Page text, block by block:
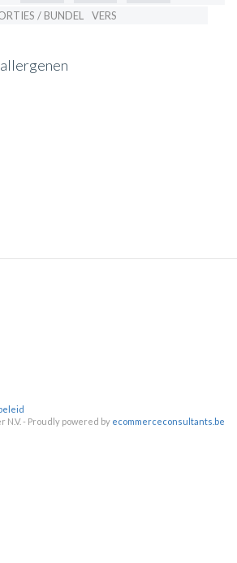
/ BUNDEL VERS
N.V. - Proudly powered by ecommerceconsultants.be